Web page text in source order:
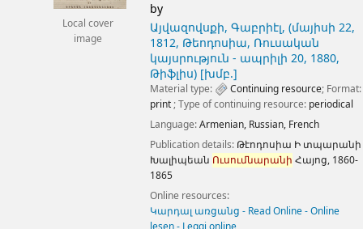
Local cover
image
by
Այվազովսքի, Գաբրիէլ, (մայիսի 22,
1812, Թեոդոսիա, Ռուսական
կայսրություն - ապրիլի 20, 1880,
Թիֆլիս)[խմբ.]
Material type: Continuing resource; Format:
print ; Type of continuing resource: periodical
Language:Armenian, Russian, French
Publication details: Թէոդոսիա Ի տպարանի
Խալիպեան Ուսումնարանի Հայոց, 1860-
1865
Online resources:
Կարդալ առցանց - Read Online - Online